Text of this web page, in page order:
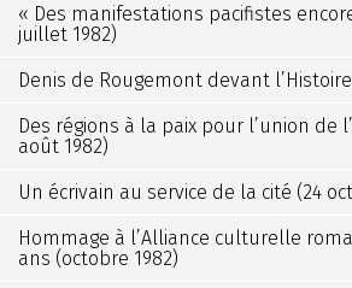
« Des manifestations pacifistes
juillet 1982)
Denis de Rougemont devant
Des régions à la paix pour l’union de
août 1982)
Un écrivain au service de la cité (24
Hommage à l’Alliance culturelle
ans (octobre 1982)